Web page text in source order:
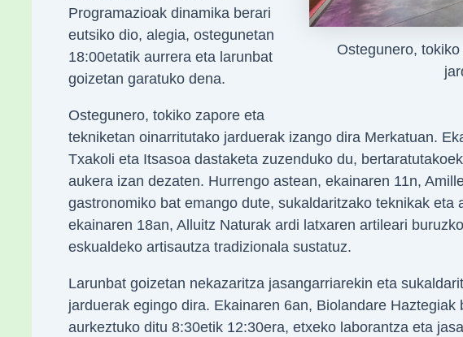
Ostegunero,
Programazioak dinamika berari
eutsiko dio, alegia, ostegunetan
18:00etatik aurrera eta larunbat
goizetan garatuko dena.
Ostegunero, tokiko zapore eta
tekniketan oinarritutako jarduerak izango dira Merkatuan.
Txakoli eta Itsasoa dastaketa zuzenduko du,
aukera izan dezaten. Hurrengo astean, ekainaren 11n,
gastronomiko bat emango dute, sukaldaritzako teknikak eta
ekainaren 18an, Alluitz Naturak ardi latxaren artileari
eskualdeko artisautza tradizionala sustatuz.
Larunbat goizetan nekazaritza jasangarriarekin eta
jarduerak egingo dira. Ekainaren 6an, Biolandare
aurkeztuko ditu 8:30etik 12:30era, etxeko laborantza eta